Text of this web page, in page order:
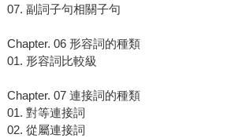
07. 副詞子句相關子句
Chapter. 06 形容詞的種類
01. 形容詞比較級
Chapter. 07 連接詞的種類
01. 對等連接詞
02. 從屬連接詞